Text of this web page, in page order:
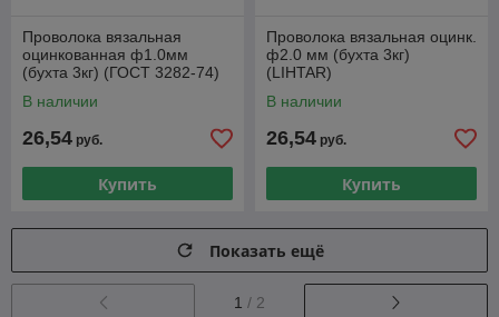
Проволока вязальная
оцинкованная ф1.0мм
(бухта 3кг) (ГОСТ 3282-74)
В наличии
26,54 руб.
Купить
Проволока вязальная оцинк.
ф2.0 мм (бухта 3кг)
(LIHTAR)
В наличии
26,54 руб.
Купить
Показать ещё
1 / 2